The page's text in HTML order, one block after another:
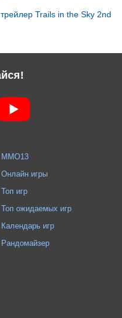
Trails in the Sky 2nd
MMO13
Онлайн игры
Топ игр
Топ ожидаемых игр
Календарь игр
Рандомайзер